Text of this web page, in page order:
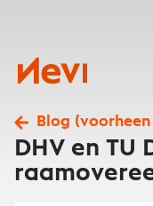
Nevi
Blog
DHV en